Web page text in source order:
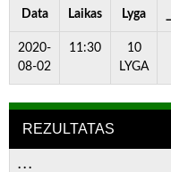
Data Laikas Lyga
2020-
08-02
11:30
10
LYGA
REZULTATAS
. . .